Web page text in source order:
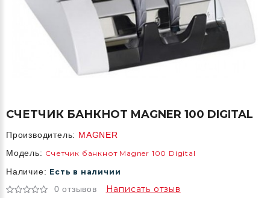
СЧЕТЧИК БАНКНОТ MAGNER 100 DIGITAL
Производитель: MAGNER
Модель: Счетчик банкнот Magner 100 Digital
Наличие: Есть в наличии
0 отзывов Написать отзыв